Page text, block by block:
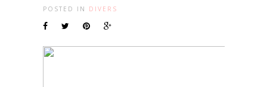
POSTED IN DIVERS